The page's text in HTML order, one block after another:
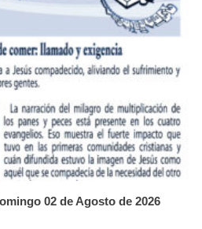
02 de Agosto de 2026